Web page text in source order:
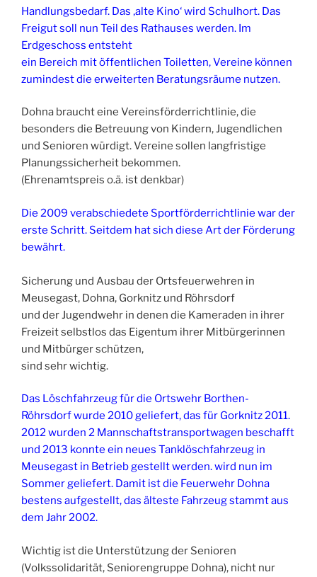
Handlungsbedarf. Das ‚alte Kino‘ wird Schulhort. Das
Freigut soll nun Teil des Rathauses werden. Im
Erdgeschoss entsteht
ein Bereich mit öffentlichen Toiletten, Vereine können
zumindest die erweiterten Beratungsräume nutzen.
Dohna braucht eine Vereinsförderrichtlinie, die
besonders die Betreuung von Kindern, Jugendlichen
und Senioren würdigt. Vereine sollen langfristige
Planungssicherheit bekommen.
(Ehrenamtspreis o.ä. ist denkbar)
Die 2009 verabschiedete Sportförderrichtlinie war der
erste Schritt. Seitdem hat sich diese Art der Förderung
bewährt.
Sicherung und Ausbau der Ortsfeuerwehren in
Meusegast, Dohna, Gorknitz und Röhrsdorf
und der Jugendwehr in denen die Kameraden in ihrer
Freizeit selbstlos das Eigentum ihrer Mitbürgerinnen
und Mitbürger schützen,
sind sehr wichtig.
Das Löschfahrzeug für die Ortswehr Borthen-
Röhrsdorf wurde 2010 geliefert, das für Gorknitz 2011.
2012 wurden 2 Mannschaftstransportwagen beschafft
und 2013 konnte ein neues Tanklöschfahrzeug in
Meusegast in Betrieb gestellt werden. wird nun im
Sommer geliefert. Damit ist die Feuerwehr Dohna
bestens aufgestellt, das älteste Fahrzeug stammt aus
dem Jahr 2002.
Wichtig ist die Unterstützung der Senioren
(Volkssolidarität, Seniorengruppe Dohna), nicht nur